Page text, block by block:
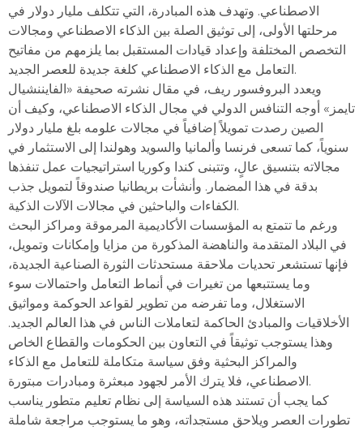
الاصطناعي. وتهدف هذه المبادرة، التي تتكلف مليار دولار في
مرحلتها الأولى، إلى توثيق الصلة بين الذكاء الاصطناعي ومجالات
التخصص المختلفة وإعداد قيادات المستقبل بما يلزمهم من مفاتيح
التعامل مع الذكاء الاصطناعي كلغة جديدة للعصر الجديد.
ويعدد البروفسور ريف، في مقال نشرته صحيفة «الفايننشيال
تايمز» أوجه التنافس الدولي في مجال الذكاء الاصطناعي، وكيف أن
الصين رصدت تمويلاً إضافياً في مجالات علومه بلغ مليار دولار
سنوياً، كما تسعى فرنسا وألمانيا والسويد وهولندا إلى الاستثمار في
مجالاته بتنسيق عالٍ، وتتبنى كندا وكوريا استراتيجيات عمل تنفذها
بدقة في هذا المضمار. وأنشأت بريطانيا صندوقاً لتمويل جذب
الكفاءات والباحثين في مجالات الآلات الذكية.
ورغم ما تتمتع به المؤسسات الأكاديمية المرموقة ومراكز البحث
في البلاد المتقدمة والناهضة المذكورة من مزايا وإمكانات وتمويل،
فإنها تستشعر تحديات ملاحقة مستحدثات الثورة الصناعية الجديدة،
وما يستتبعها من تغيرات في أنماط التعامل واحتمالات سوء
الاستغلال، وما تفرضه من تطوير لقواعد الحوكمة ومواثيق
الأخلاقيات والمبادئ الحاكمة لتعاملات الناس في هذا العالم الجديد.
وهذا يستوجب توثيقاً في التعاون بين الحكومات والقطاع الخاص
والمراكز البحثية وفق سياسة متكاملة للتعامل مع الذكاء
الاصطناعي، فلا يترك الأمر لجهود مبعثرة ومبادرات مبتورة.
كما يجب أن تستند هذه السياسة إلى نظام تعليم متطور يناسب
تطورات العصر ويلاحق مستجداته، وهو ما يستوجب مراجعة شاملة